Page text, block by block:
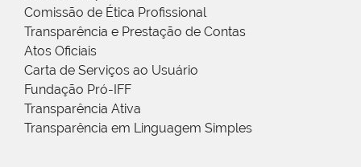
Comissão de Ética Profissional
Transparência e Prestação de Contas
Atos Oficiais
Carta de Serviços ao Usuário
Fundação Pró-IFF
Transparência Ativa
Transparência em Linguagem Simples